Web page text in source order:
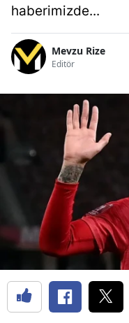
haberimizde...
Mevzu Rize
Editör